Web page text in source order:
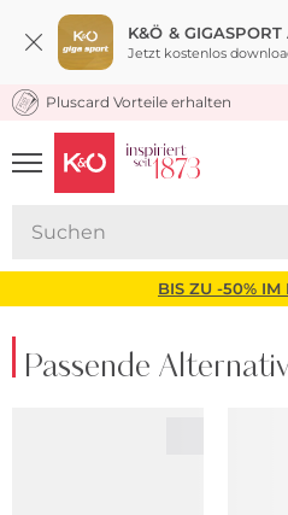
K&Ö & GIGASPORT
Jetzt kostenlos
KOSTENLOSER
Pluscard Vorteile erhalten
UNSERE APP
CLICK &
BIS ZU -50% IM
Passende